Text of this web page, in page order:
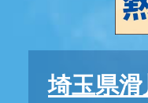
埼玉県